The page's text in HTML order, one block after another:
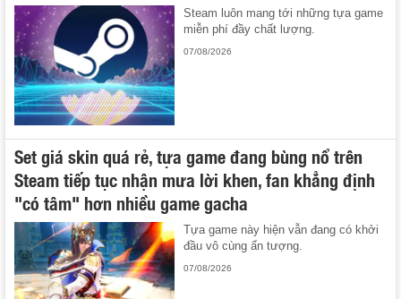
Steam luôn mang tới những tựa game
miễn phí đầy chất lượng.
07/08/2026
Set giá skin quá rẻ, tựa game đang bùng nổ trên
Steam tiếp tục nhận mưa lời khen, fan khẳng định
"có tâm" hơn nhiều game gacha
Tựa game này hiện vẫn đang có khởi
đầu vô cùng ấn tượng.
07/08/2026